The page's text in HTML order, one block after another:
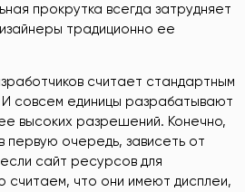
прокрутка всегда затрудняет
традиционно ее
считает стандартным
совсем единицы разрабатывают
высоких разрешений. Конечно,
очередь, зависеть от
сайт ресурсов для
считаем, что они имеют дисплеи,